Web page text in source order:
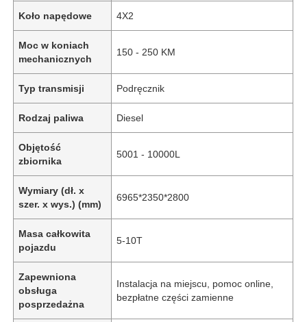
Koło napędowe 4X2
Moc w koniach
mechanicznych
150 - 250 KM
Typ transmisji Podręcznik
Rodzaj paliwa Diesel
Objętość
zbiornika
5001 - 10000L
Wymiary (dł. x
szer. x wys.) (mm)
6965*2350*2800
Masa całkowita
pojazdu
5-10T
Zapewniona
obsługa
posprzedażna
Instalacja na miejscu, pomoc online,
bezpłatne części zamienne